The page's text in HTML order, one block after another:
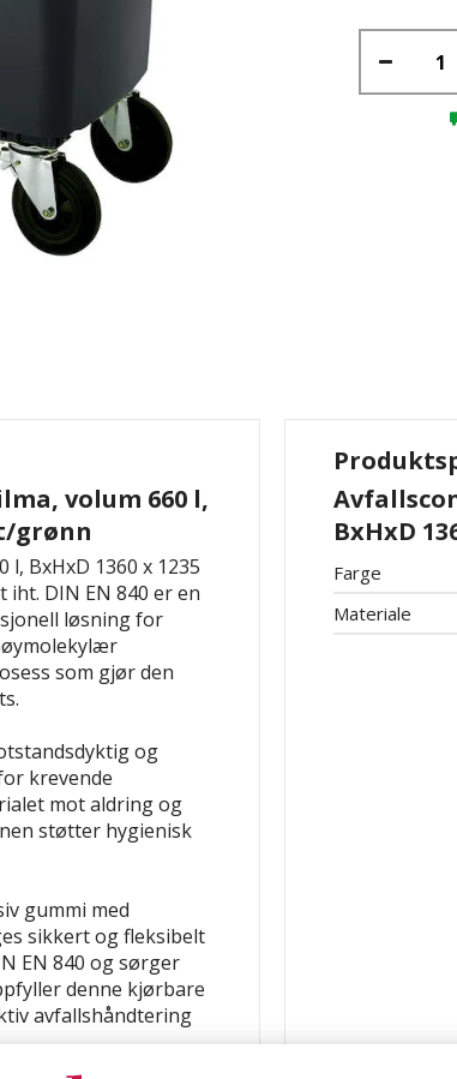
volum 660 l,
grønn
l, BxHxD 1360 x 1235
DIN EN 840 er en
løsning for
som gjør den
og
krevende
mot aldring og
støtter hygienisk
gummi med
sikkert og fleksibelt
EN 840 og sørger
denne kjørbare
avfallshåndtering
BxHxD
Farge
Materiale